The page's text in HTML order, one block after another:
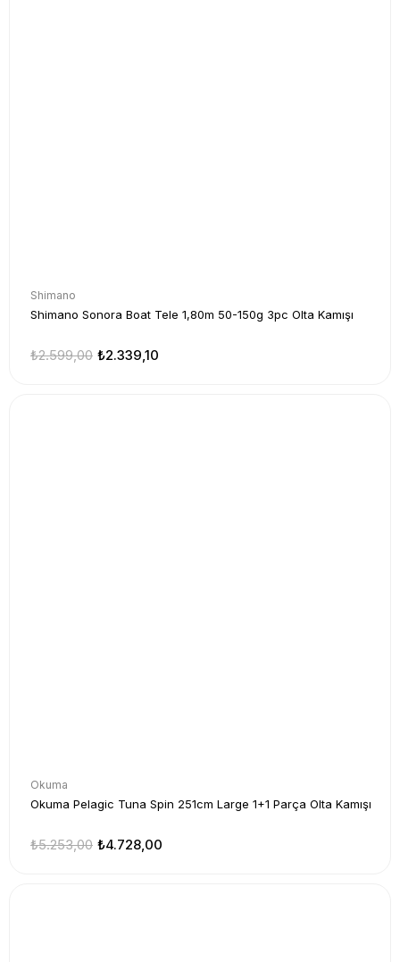
Shimano
Shimano Sonora Boat Tele 1,80m 50-150g 3pc Olta Kamışı
₺2.339,10
₺2.599,00
Okuma
Okuma Pelagic Tuna Spin 251cm Large 1+1 Parça Olta Kamışı
₺4.728,00
₺5.253,00